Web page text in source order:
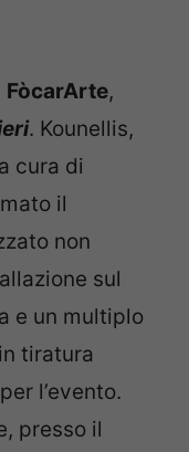
FòcarArte,
. Kounellis,
cura di
il
non
sul
e un multiplo
tiratura
l’evento.
presso il